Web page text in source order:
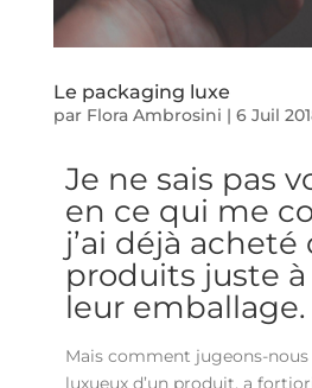
Le packaging luxe
par Flora Ambrosini | 6 Juil
Je ne sais pas
en ce qui me
j’ai déjà acheté
produits juste
leur emballage.
Mais comment jugeons-
luxueux d’un produit, a